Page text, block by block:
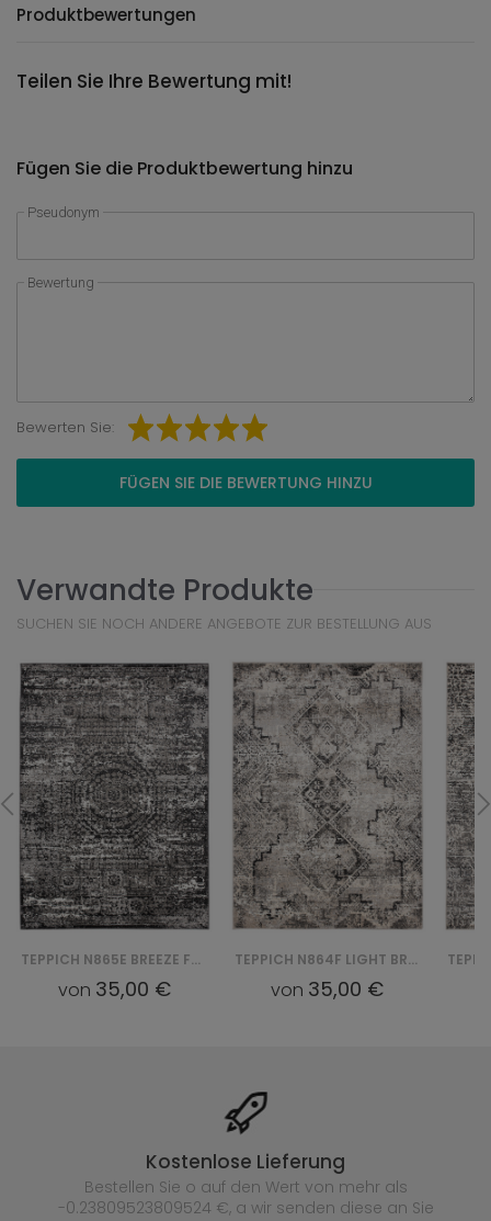
Produktbewertungen
Teilen Sie Ihre Bewertung mit!
Fügen Sie die Produktbewertung hinzu
Pseudonym
Bewertung
Bewerten Sie:
FÜGEN SIE DIE BEWERTUNG HINZU
Verwandte Produkte
SUCHEN SIE NOCH ANDERE ANGEBOTE ZUR BESTELLUNG AUS
TEPPICH N865E BREEZE FVI - CZARNY
von 35,00 €
TEPPICH N864F LIGHT BREEZE FVI - SZARY
von 35,00 €
Kostenlose Lieferung
Bestellen Sie o auf den Wert von mehr als
-0.23809523809524 €, a wir senden diese an Sie